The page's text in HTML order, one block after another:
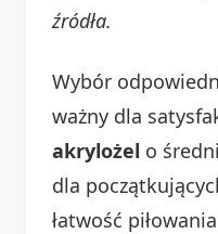
źródła.
Wybór
ważny dla
akrylożel o
dla
łatwość